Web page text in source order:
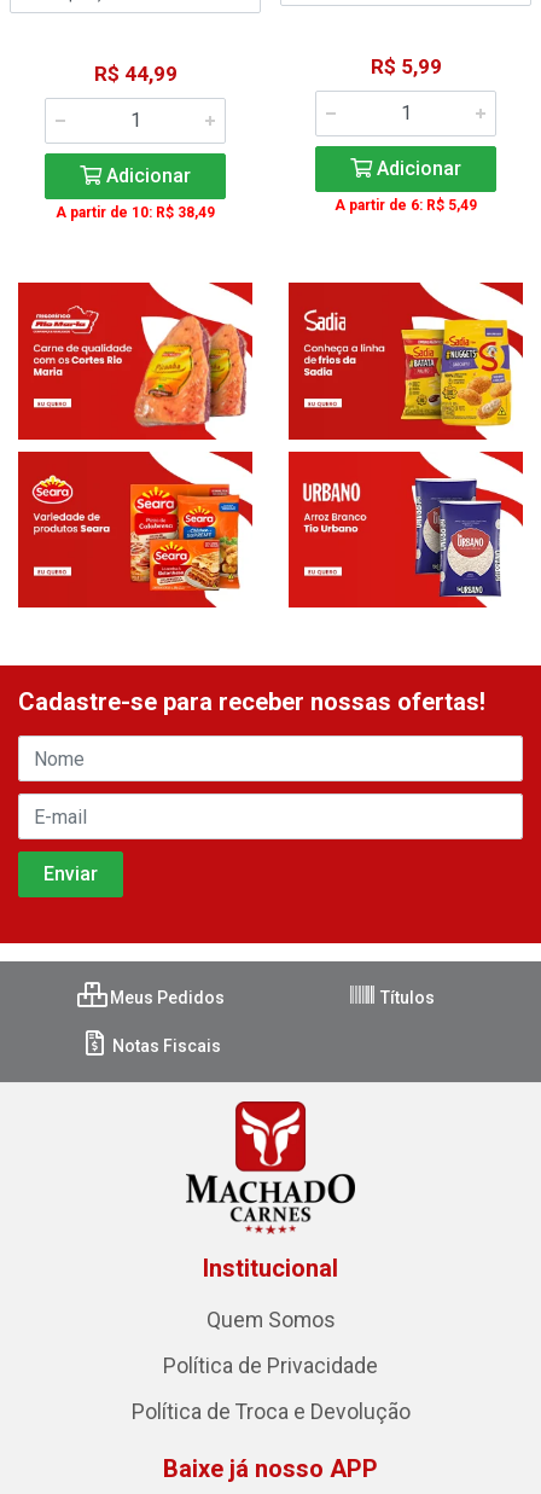
R$ 44,99
Adicionar
A partir de 10: R$ 38,49
R$ 5,99
Adicionar
A partir de 6: R$ 5,49
Cadastre-se para receber nossas ofertas!
Meus Pedidos Títulos
Notas Fiscais
Institucional
Quem Somos
Política de Privacidade
Política de Troca e Devolução
Baixe já nosso APP